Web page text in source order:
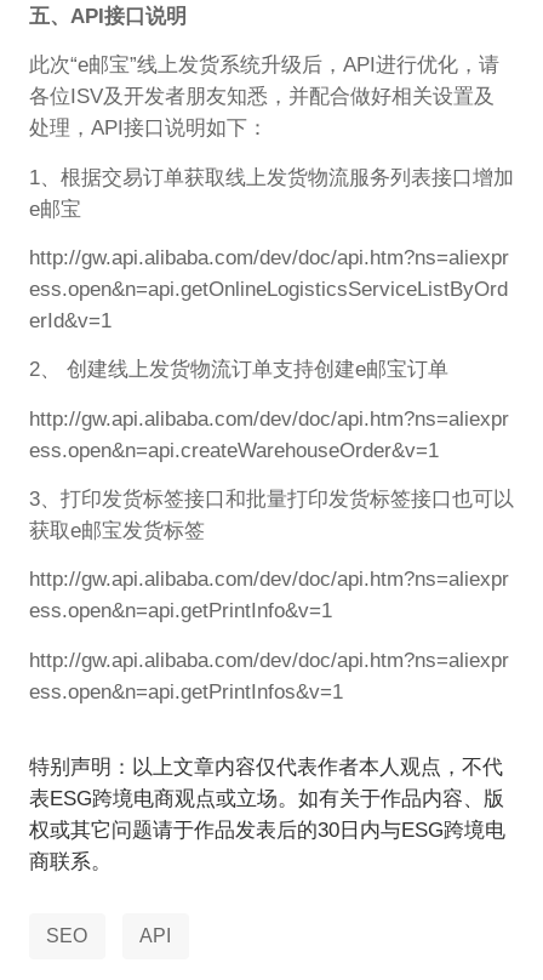
五、API接口说明
此次“e邮宝”线上发货系统升级后，API进行优化，请
各位ISV及开发者朋友知悉，并配合做好相关设置及
处理，API接口说明如下：
1、根据交易订单获取线上发货物流服务列表接口增加
e邮宝
http://gw.api.alibaba.com/dev/doc/api.htm?ns=aliexpr
ess.open&n=api.getOnlineLogisticsServiceListByOrd
erId&v=1
2、 创建线上发货物流订单支持创建e邮宝订单
http://gw.api.alibaba.com/dev/doc/api.htm?ns=aliexpr
ess.open&n=api.createWarehouseOrder&v=1
3、打印发货标签接口和批量打印发货标签接口也可以
获取e邮宝发货标签
http://gw.api.alibaba.com/dev/doc/api.htm?ns=aliexpr
ess.open&n=api.getPrintInfo&v=1
http://gw.api.alibaba.com/dev/doc/api.htm?ns=aliexpr
ess.open&n=api.getPrintInfos&v=1
特别声明：以上文章内容仅代表作者本人观点，不代
表ESG跨境电商观点或立场。如有关于作品内容、版
权或其它问题请于作品发表后的30日内与ESG跨境电
商联系。
SEO API